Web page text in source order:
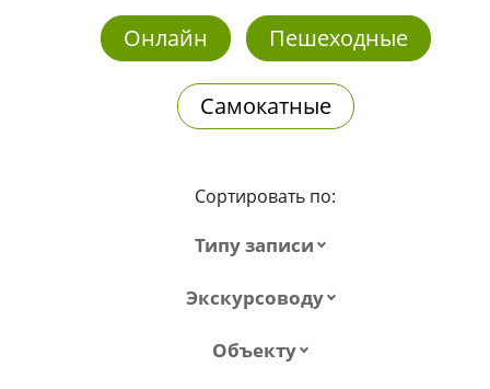
Онлайн Пешеходные
Самокатные
Сортировать по:
Типу записи
Экскурсоводу
Объекту